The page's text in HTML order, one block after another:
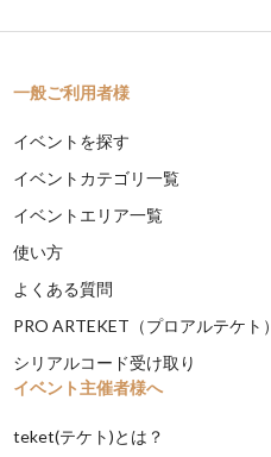
一般ご利用者様
イベントを探す
イベントカテゴリ一覧
イベントエリア一覧
使い方
よくある質問
PRO ARTEKET（プロアルテケト）
シリアルコード受け取り
イベント主催者様へ
teket(テケト)とは？